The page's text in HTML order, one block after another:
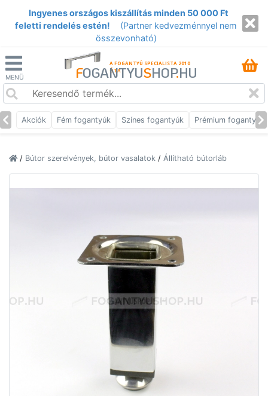
Ingyenes országos kiszállítás minden 50 000 Ft
feletti rendelés estén!
(Partner kedvezménnyel nem
összevonható)
MENÜ
A FOGANTYÚ SPECIALISTA 2010
ÓTA
FOGANTYUSHOP.HU
Akciók Fém fogantyúk Színes fogantyúk Prémium fogantyúk
/ Bútor szerelvények, bútor vasalatok / Állítható bútorláb